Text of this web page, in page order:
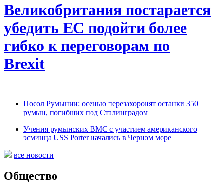
Великобритания постарается
убедить ЕС подойти более
гибко к переговорам по
Brexit
Посол Румынии: осенью перезахоронят останки 350
румын, погибших под Сталинградом
Учения румынских ВМС с участием американского
эсминца USS Porter начались в Черном море
все новости
Общество